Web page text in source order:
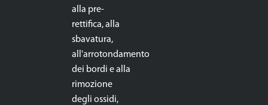
alla pre-
rettifica, alla
sbavatura,
all'arrotondamento
dei bordi e alla
rimozione
degli ossidi,